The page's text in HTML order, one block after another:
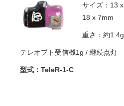
サイズ：13 x
18 x 7mm
重さ：約1.4g
テレオプト受信機1g / 継続点灯
型式：TeleR-1-C